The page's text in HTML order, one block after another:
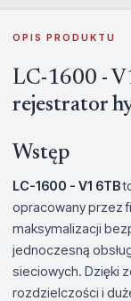
OPIS PRODUKTU
LC-1600 -
rejestrator
Wstęp
LC-1600 - V1 6TB
opracowany przez
maksymalizacji
jednoczesną
sieciowych. Dzięki
rozdzielczości i